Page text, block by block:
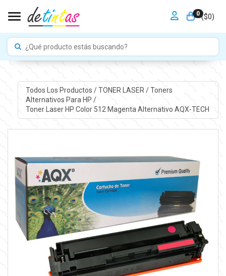
0 ($0)
Toggle navigation
Todos Los Productos /TONER LASER /Toners
Alternativos Para HP /
Toner Laser HP Color 512 Magenta Alternativo AQX-TECH